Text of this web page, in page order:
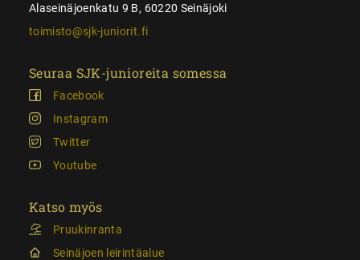
Alaseinäjoenkatu 9 B, 60220 Seinäjoki
toimisto@sjk-juniorit.fi
Seuraa SJK-junioreita somessa
Facebook
Instagram
Twitter
Youtube
Katso myös
Pruukinranta
Seinäjoen leirintäalue